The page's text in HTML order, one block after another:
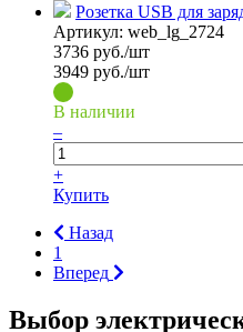
Розетка USB для
Артикул: web_lg_2724
3736 руб./шт
3949 руб./шт
В наличии
–
+
Купить
Назад
1
Вперед
Выбор